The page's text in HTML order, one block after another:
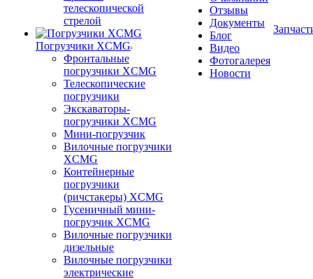
телескопической
стрелой
Погрузчики XCMG
Фронтальные
погрузчики XCMG
Телескопические
погрузчики
Экскаваторы-
погрузчики XCMG
Мини-погрузчик
Вилочные погрузчики
XCMG
Контейнерные
погрузчики
(ричстакеры) XCMG
Гусеничный мини-
погрузчик XCMG
Вилочные погрузчики
дизельные
Вилочные погрузчики
электрические
Отзывы
Документы
Блог
Видео
Фотогалерея
Новости